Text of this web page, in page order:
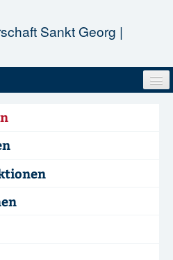
Sankt Georg |